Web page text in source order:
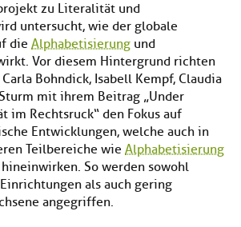
zu Literalität und
untersucht, wie der globale
die Alphabetisierung und
Vor diesem Hintergrund richten
Bohndick, Isabell Kempf, Claudia
mit ihrem Beitrag „Under
im Rechtsruck“ den Fokus auf
Entwicklungen, welche auch in
Teilbereiche wie Alphabetisierung
hineinwirken. So werden sowohl
als auch gering
angegriffen.